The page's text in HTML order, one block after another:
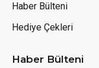
Haber Bülteni
Hediye Çekleri
Haber Bülteni